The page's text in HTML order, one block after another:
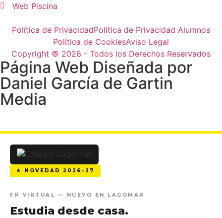
Web Piscina
Política de PrivacidadPolítica de Privacidad Alumnos
Política de CookiesAviso Legal
Copyright © 2026 - Todos los Derechos Reservados
Página Web Diseñada por
Daniel García de Gartin
Media
★ NOVEDAD 2026–27
FP VIRTUAL — NUEVO EN LAGOMAR
Estudia desde casa.